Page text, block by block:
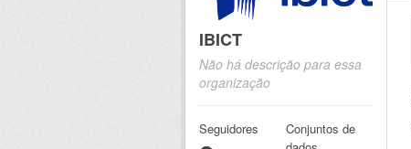
IBICT
Não há descrição para essa
organização
Seguidores
Conjuntos de